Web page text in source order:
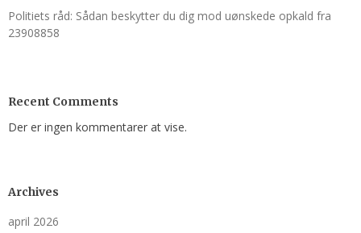
Politiets råd: Sådan beskytter du dig mod uønskede opkald fra
23908858
Recent Comments
Der er ingen kommentarer at vise.
Archives
april 2026